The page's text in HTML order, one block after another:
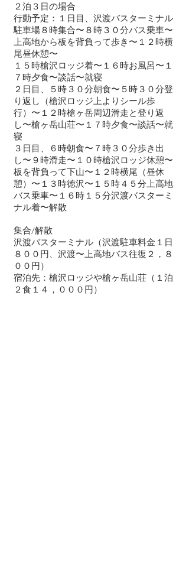
２泊３日の場合
​行動予定：１日目、沢渡バスターミナル
駐車場８時集合〜８時３０分バス乗車〜
上高地から板を背負って歩き〜１２時横
尾昼休憩〜
１５時槍沢ロッジ着〜１６時お風呂〜１
７時夕食〜談話〜就寝
２日目、５時３０分朝食〜５時３０分登
り返し（槍沢ロッジ上よりシール歩
行）〜１２時槍ヶ岳周辺滑走と登り返
し〜槍ヶ岳山荘〜１７時夕食〜談話〜就
寝
３日目、６時朝食〜７時３０分歩き出
し〜９時滑走〜１０時槍沢ロッジ休憩〜
板を背負って下山〜１２時横尾（昼休
憩）〜１３時徳沢〜１５時４５分上高地
バス乗車〜１６時１５分沢渡バスターミ
ナル着〜解散
集合/解散
沢渡バスターミナル（沢渡駐車料金１日
８００円、沢渡〜上高地バス往復２，８
００円）
宿泊先：槍沢ロッジや槍ヶ岳山荘（１泊
２食１４，０００円）